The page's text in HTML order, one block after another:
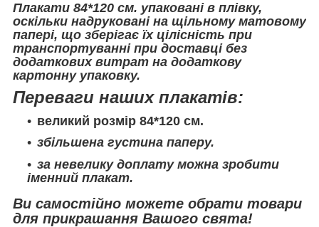
Плакати 84*120 см. упаковані в плівку,
оскільки надруковані на щільному матовому
папері, що зберігає їх цілісність при
транспортуванні при доставці без
додаткових витрат на додаткову
картонну упаковку.
Переваги наших плакатів:
великий розмір 84*120 см.
збільшена густина паперу.
за невелику доплату можна зробити
іменний плакат.
Ви самостійно можете обрати товари
для прикрашання Вашого свята!